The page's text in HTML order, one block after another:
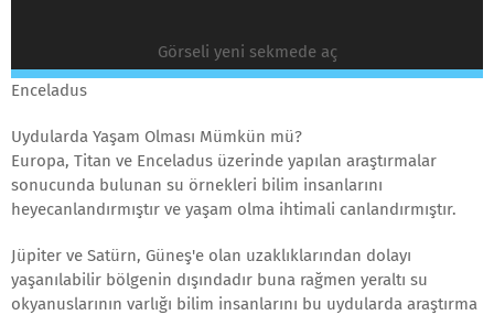
Görseli yeni sekmede aç
Enceladus
Uydularda Yaşam Olması Mümkün mü?
Europa, Titan ve Enceladus üzerinde yapılan araştırmalar
sonucunda bulunan su örnekleri bilim insanlarını
heyecanlandırmıştır ve yaşam olma ihtimali canlandırmıştır.
Jüpiter ve Satürn, Güneş'e olan uzaklıklarından dolayı
yaşanılabilir bölgenin dışındadır buna rağmen yeraltı su
okyanuslarının varlığı bilim insanlarını bu uydularda araştırma